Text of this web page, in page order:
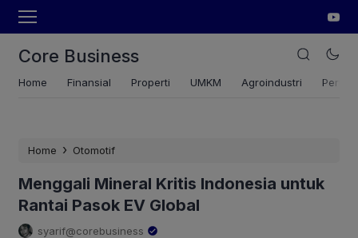
Core Business
Home Finansial Properti UMKM Agroindustri
Home › Otomotif
Menggali Mineral Kritis Indonesia untuk
Rantai Pasok EV Global
syarif@corebusiness